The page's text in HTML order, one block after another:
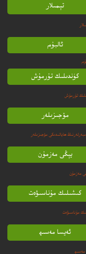
تېمىلار
ئالبۇم
كۈندىلىك تۇرمۇش
مۆجىزىلەر
يېڭى مەزمۇن
كىشىلىك مۇناسىۋەت
ئەيسا مەسىھ